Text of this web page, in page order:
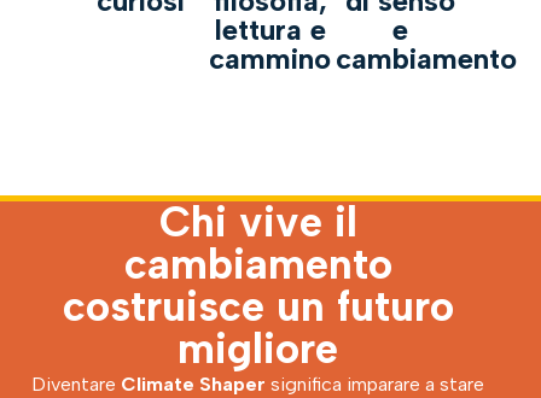
lettura e
cammino
e
cambiamento
Chi vive il
cambiamento
costruisce un futuro
migliore
Diventare Climate Shaper significa imparare a stare